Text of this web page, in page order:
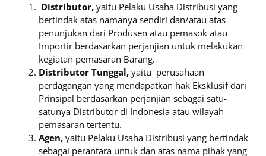
Distributor, yaitu Pelaku Usaha Distribusi yang
bertindak atas namanya sendiri dan/atau atas
penunjukan dari Produsen atau pemasok atau
Importir berdasarkan perjanjian untuk melakukan
kegiatan pemasaran Barang.
Distributor Tunggal, yaitu perusahaan
perdagangan yang mendapatkan hak Eksklusif dari
Prinsipal berdasarkan perjanjian sebagai satu-
satunya Distributor di Indonesia atau wilayah
pemasaran tertentu.
Agen, yaitu Pelaku Usaha Distribusi yang bertindak
sebagai perantara untuk dan atas nama pihak yang